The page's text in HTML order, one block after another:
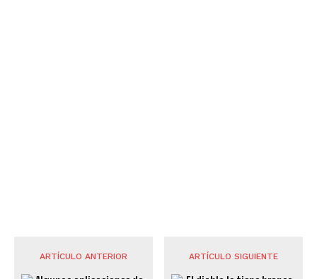
ARTÍCULO ANTERIOR ARTÍCULO SIGUIENTE